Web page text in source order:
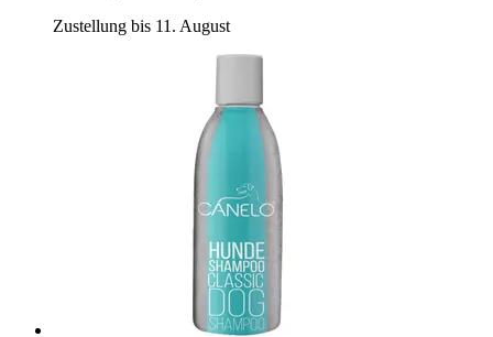
Zustellung bis 11. August